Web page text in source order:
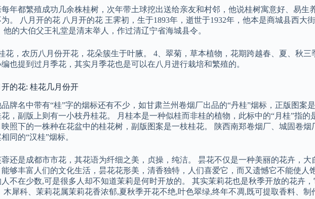
年都繁殖成功几余株桂树，次年带土球挖出送给亲友和村邻，他说桂树寓意好、易生
为。 八月开的花 八月开的花 王霁初，生于1893年，逝世于1932年，他本是商城县西大
他的大伯父王礼堂是清末举人，作过清辽宁省海城县令。
花，农历八月份开花，花朵簇生于叶腋。 4、翠菊，草本植物，花期跨越春、夏、秋三
编也提到过月季花，其实月季花也是可以在八月进行栽培和繁殖的。
开的花: 桂花几月份开
牌名中带有“桂”字的烟标还有不少，如甘肃兰州卷烟厂出品的“丹桂”烟标，正版图案
，副版上则有一小枝丹桂花。 月桂本是一种似桂而非桂的植物，此标中的“月桂”指的
照下的一株种在花盆中的桂花树，副版图案是一枝桂花。 陕西南郑卷烟厂、城固卷烟
同的“汉桂”烟标。
蓉还是成都市市花，其花语为纤细之美，贞操，纯洁。 昙花不仅是一种美丽的花卉，大
够丰富人们的文化生活，昙花花形美，清香独特，人们喜爱它，而又遗憾它不能使人
不在少数,可是很多人却不知道茉莉是何时开放的。 其实茉莉花也是秋季开放的花卉
木犀科、茉莉花属茉莉花香浓郁,夏秋季开花不绝,叶色翠绿,终年不凋,既可提取香料、制